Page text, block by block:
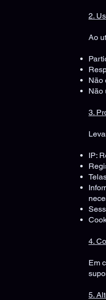
2.
Ao
Não
Não
3.
IP:
4.
Em
5.